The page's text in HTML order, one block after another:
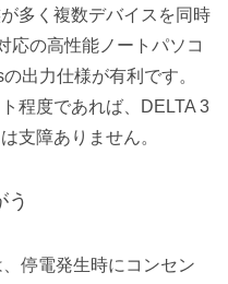
多く複数デバイスを同時
応の高性能ノートパソコ
出力仕様が有利です。
程度であれば、DELTA 3
支障ありません。
う
停電発生時にコンセン